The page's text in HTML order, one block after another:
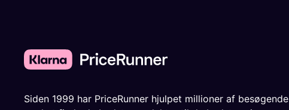
Siden 1999 har PriceRunner hjulpet millioner af besøgende